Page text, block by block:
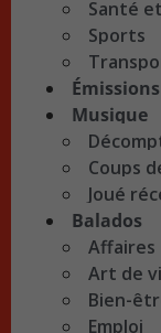
Santé
Sports
Émissions
Musique
Coups
Joué
Balados
Affaires
Art de
Bien-
Emploi